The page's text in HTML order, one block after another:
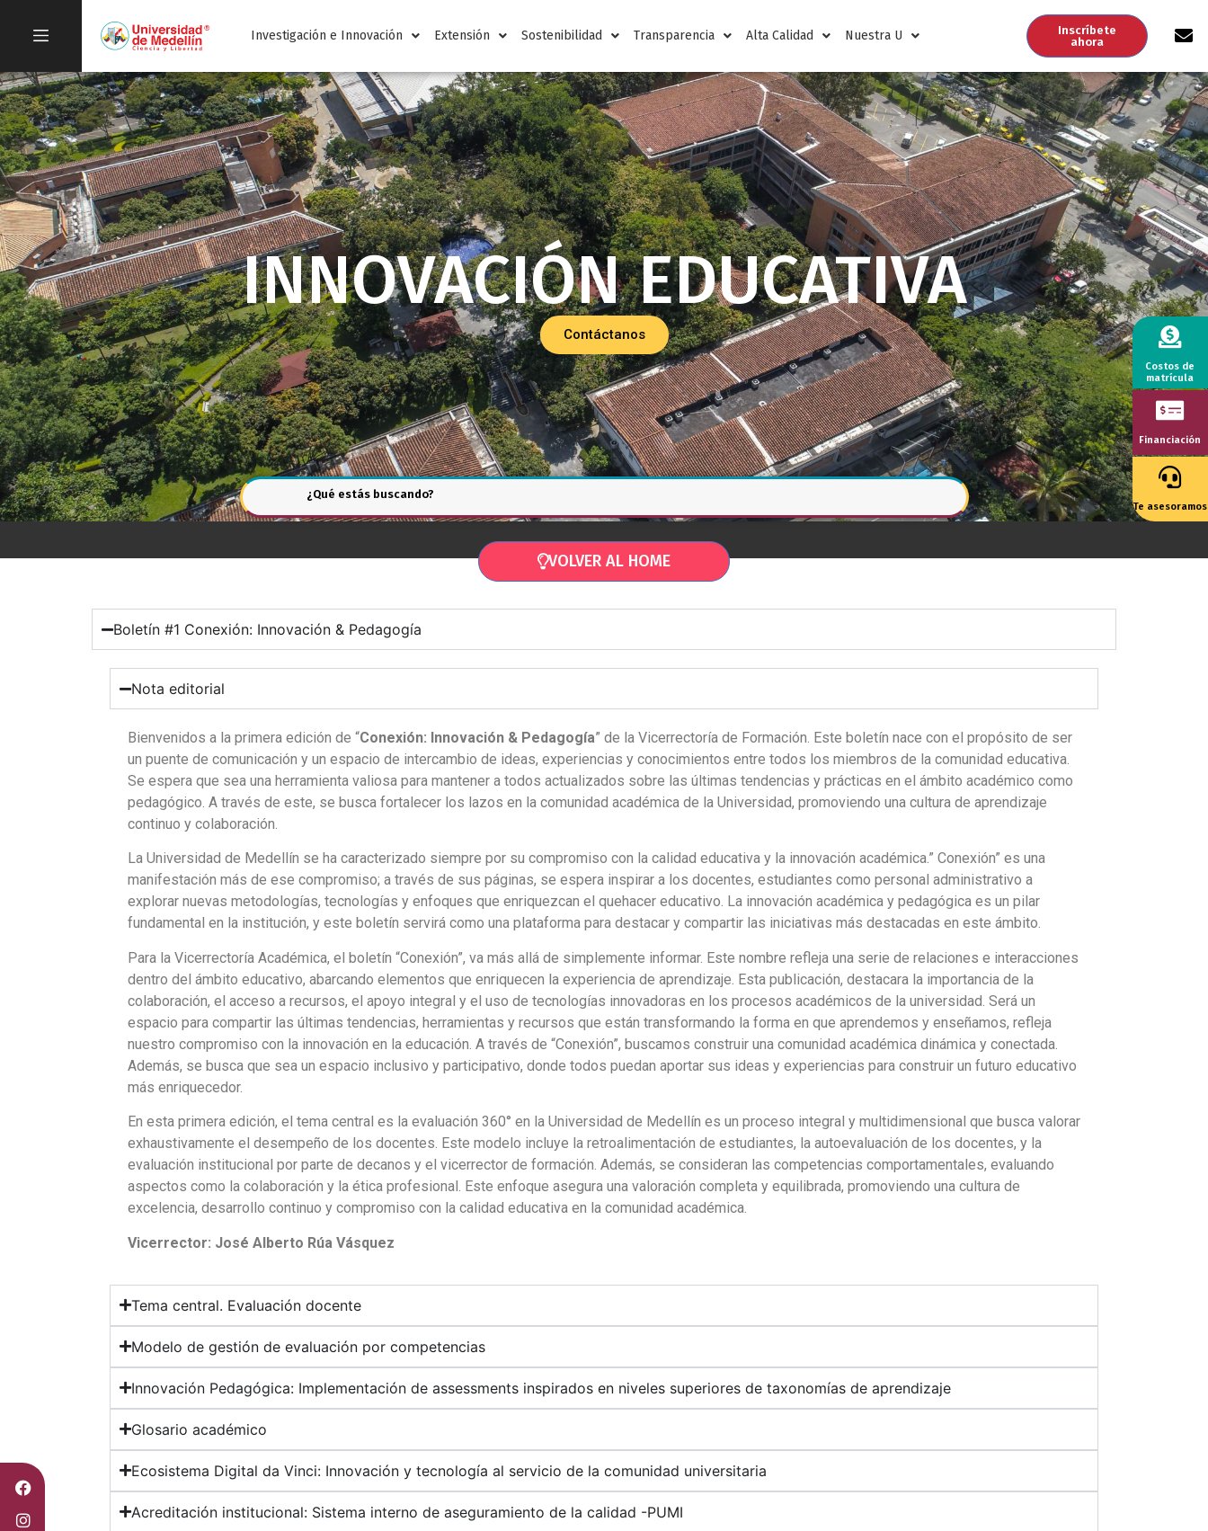
Investigación e Innovación Extensión Sostenibilidad Transparencia Alta Calidad Nuestra U
Inscríbete
ahora
INNOVACIÓN EDUCATIVA
Contáctanos
¿Qué estás buscando?
VOLVER AL HOME
Boletín #1 Conexión: Innovación & Pedagogía
Nota editorial
Bienvenidos a la primera edición de “Conexión: Innovación & Pedagogía” de la Vicerrectoría de Formación. Este boletín nace con el propósito de ser
un puente de comunicación y un espacio de intercambio de ideas, experiencias y conocimientos entre todos los miembros de la comunidad educativa.
Se espera que sea una herramienta valiosa para mantener a todos actualizados sobre las últimas tendencias y prácticas en el ámbito académico como
pedagógico. A través de este, se busca fortalecer los lazos en la comunidad académica de la Universidad, promoviendo una cultura de aprendizaje
continuo y colaboración.
La Universidad de Medellín se ha caracterizado siempre por su compromiso con la calidad educativa y la innovación académica.” Conexión” es una
manifestación más de ese compromiso; a través de sus páginas, se espera inspirar a los docentes, estudiantes como personal administrativo a
explorar nuevas metodologías, tecnologías y enfoques que enriquezcan el quehacer educativo. La innovación académica y pedagógica es un pilar
fundamental en la institución, y este boletín servirá como una plataforma para destacar y compartir las iniciativas más destacadas en este ámbito.
Para la Vicerrectoría Académica, el boletín “Conexión”, va más allá de simplemente informar. Este nombre refleja una serie de relaciones e interacciones
dentro del ámbito educativo, abarcando elementos que enriquecen la experiencia de aprendizaje. Esta publicación, destacara la importancia de la
colaboración, el acceso a recursos, el apoyo integral y el uso de tecnologías innovadoras en los procesos académicos de la universidad. Será un
espacio para compartir las últimas tendencias, herramientas y recursos que están transformando la forma en que aprendemos y enseñamos, refleja
nuestro compromiso con la innovación en la educación. A través de “Conexión”, buscamos construir una comunidad académica dinámica y conectada.
Además, se busca que sea un espacio inclusivo y participativo, donde todos puedan aportar sus ideas y experiencias para construir un futuro educativo
más enriquecedor.
En esta primera edición, el tema central es la evaluación 360° en la Universidad de Medellín es un proceso integral y multidimensional que busca valorar
exhaustivamente el desempeño de los docentes. Este modelo incluye la retroalimentación de estudiantes, la autoevaluación de los docentes, y la
evaluación institucional por parte de decanos y el vicerrector de formación. Además, se consideran las competencias comportamentales, evaluando
aspectos como la colaboración y la ética profesional. Este enfoque asegura una valoración completa y equilibrada, promoviendo una cultura de
excelencia, desarrollo continuo y compromiso con la calidad educativa en la comunidad académica.
Vicerrector: José Alberto Rúa Vásquez
Tema central. Evaluación docente
Modelo de gestión de evaluación por competencias
Innovación Pedagógica: Implementación de assessments inspirados en niveles superiores de taxonomías de aprendizaje
Glosario académico
Ecosistema Digital da Vinci: Innovación y tecnología al servicio de la comunidad universitaria
Acreditación institucional: Sistema interno de aseguramiento de la calidad -PUMI
Costos de
matrícula
Financiación
Te asesoramos